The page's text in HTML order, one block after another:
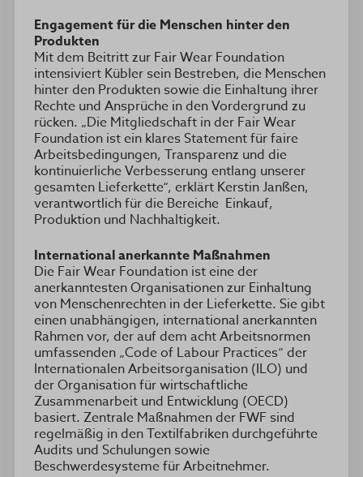
Engagement für die Menschen hinter den
Produkten
Mit dem Beitritt zur Fair Wear Foundation
intensiviert Kübler sein Bestreben, die Menschen
hinter den Produkten sowie die Einhaltung ihrer
Rechte und Ansprüche in den Vordergrund zu
rücken. „Die Mitgliedschaft in der Fair Wear
Foundation ist ein klares Statement für faire
Arbeitsbedingungen, Transparenz und die
kontinuierliche Verbesserung entlang unserer
gesamten Lieferkette“, erklärt Kerstin Janßen,
verantwortlich für die Bereiche Einkauf,
Produktion und Nachhaltigkeit.
International anerkannte Maßnahmen
Die Fair Wear Foundation ist eine der
anerkanntesten Organisationen zur Einhaltung
von Menschenrechten in der Lieferkette. Sie gibt
einen unabhängigen, international anerkannten
Rahmen vor, der auf dem acht Arbeitsnormen
umfassenden „Code of Labour Practices“ der
Internationalen Arbeitsorganisation (ILO) und
der Organisation für wirtschaftliche
Zusammenarbeit und Entwicklung (OECD)
basiert. Zentrale Maßnahmen der FWF sind
regelmäßig in den Textilfabriken durchgeführte
Audits und Schulungen sowie
Beschwerdesysteme für Arbeitnehmer.